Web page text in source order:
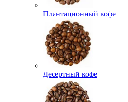
Плантационный кофе
Десертный кофе